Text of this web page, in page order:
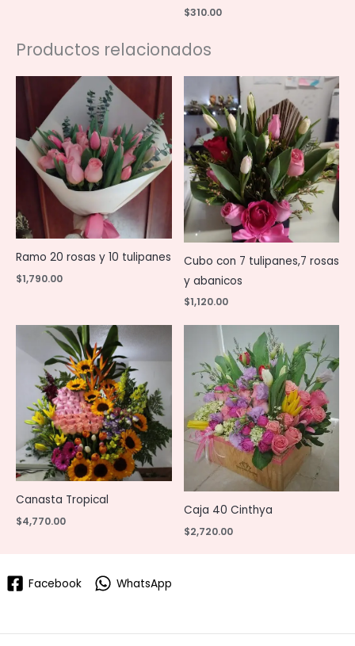
$310.00
Productos relacionados
Ramo 20 rosas y 10 tulipanes
$1,790.00
Cubo con 7 tulipanes,7 rosas
y abanicos
$1,120.00
Canasta Tropical
$4,770.00
Caja 40 Cinthya
$2,720.00
Facebook WhatsApp